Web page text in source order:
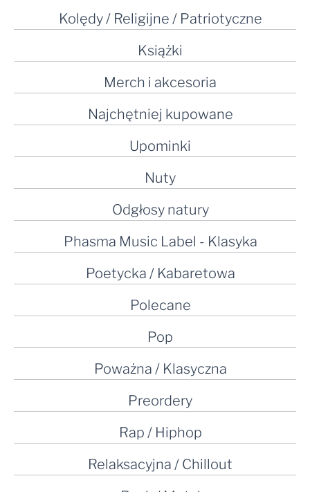
Kolędy / Religijne / Patriotyczne
Książki
Merch i akcesoria
Najchętniej kupowane
Upominki
Nuty
Odgłosy natury
Phasma Music Label - Klasyka
Poetycka / Kabaretowa
Polecane
Pop
Poważna / Klasyczna
Preordery
Rap / Hiphop
Relaksacyjna / Chillout